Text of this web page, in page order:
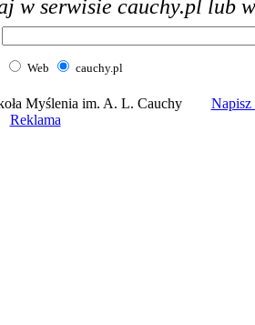
w serwisie cauchy.pl lub
Web cauchy.pl
Myślenia im. A. L. Cauchy
Reklama